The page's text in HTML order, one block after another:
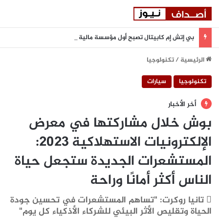
الرئيسية/تكنولوجيا
تكنولوجيا
سيارات
أخر الأخبار
بوش خلال مشاركتها في معرض
الإلكترونيات الاستهلاكية 2023:
المستشعرات الجديدة ستجعل حياة
الناس أكثر أمانًا وراحة
 تانيا روكرت: "تساهم المستشعرات في تحسين جودة
الحياة وتقليص الأثر البيئي للشركاء الأذكياء كل يوم"